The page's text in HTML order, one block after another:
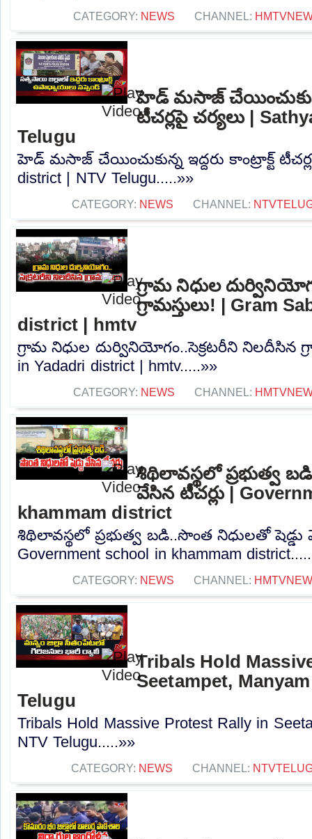
CATEGORY: NEWS CHANNEL:
హెడ్ మసాజ్ చేయించుకున్న
టీచర్లపై చర్యలు |
Telugu
హెడ్ మసాజ్ చేయించుకున్న ఇద్దరు కాంట్రాక్ట్
district | NTV Telugu.....»»
CATEGORY: NEWS CHANNEL:
గ్రామ నిధుల
గ్రామస్తులు! | Gram
district | hmtv
గ్రామ నిధుల దుర్వినియోగం..సెక్రటరీని నిలదీసిన
in Yadadri district | hmtv.....»»
CATEGORY: NEWS CHANNEL:
శిథిలావస్థలో ప్రభుత్వ
వేసిన టీచర్లు |
khammam district
శిథిలావస్థలో ప్రభుత్వ బడి..సొంత నిధులతో షెడ్డు
Government school in khammam
CATEGORY: NEWS CHANNEL:
Tribals Hold
Seetampet,
Telugu
Tribals Hold Massive Protest Rally in
NTV Telugu.....»»
CATEGORY: NEWS CHANNEL: